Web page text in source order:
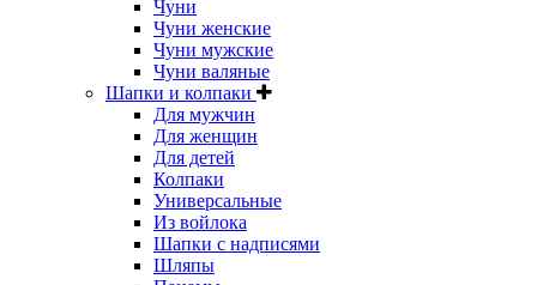
Чуни
Чуни женские
Чуни мужские
Чуни валяные
Шапки и колпаки
Для мужчин
Для женщин
Для детей
Колпаки
Универсальные
Из войлока
Шапки с надписями
Шляпы